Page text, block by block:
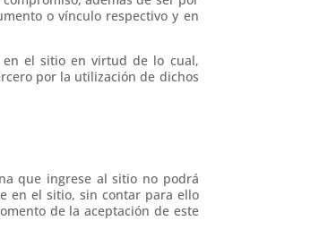
o vínculo respectivo y en
en el sitio en virtud de lo cual,
por la utilización de dichos
que ingrese al sitio no podrá
en el sitio, sin contar para ello
de la aceptación de este